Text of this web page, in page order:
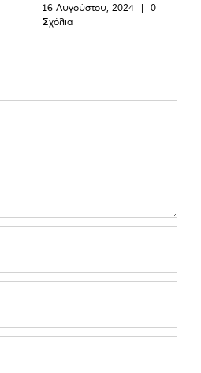
16 Αυγούστου, 2024 |
0
Σχόλια